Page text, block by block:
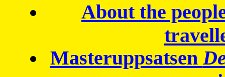
About the
Masteruppsatsen